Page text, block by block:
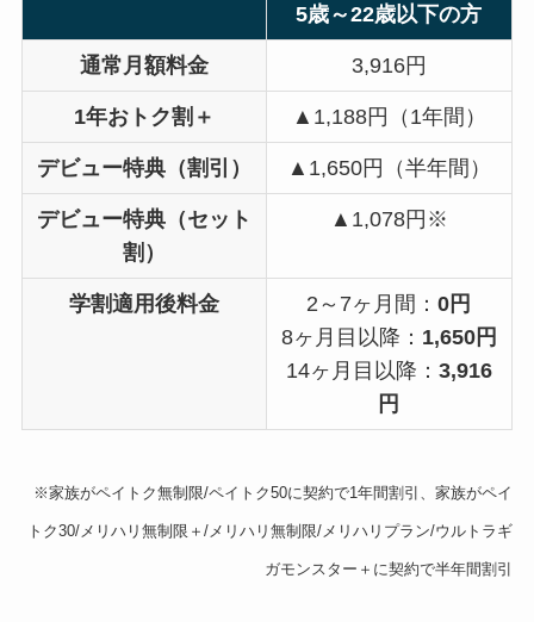
5歳～22歳以下の方
通常月額料金 3,916円
1年おトク割＋ ▲1,188円（1年間）
デビュー特典（割引） ▲1,650円（半年間）
デビュー特典（セット
割）
▲1,078円※
学割適用後料金 2～7ヶ月間：0円
8ヶ月目以降： 1,650円
14ヶ月目以降： 3,916
円
※家族がペイトク無制限/ペイトク50に契約で1年間割引、家族がペイ
トク30/メリハリ無制限＋/メリハリ無制限/メリハリプラン/ウルトラギ
ガモンスター＋に契約で半年間割引